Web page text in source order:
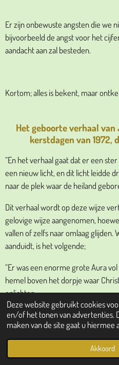
Deze website gebruikt cookies
en/of het tonen van advertenties.
maken van de site gaat u hiermee
Akkoord
Er zijn onbewuste angsten die we
bijvoorbeeld de angst voor het
aandacht aan zal besteden.
Kortom; alles is bekent, maar
Het geboorte verhaal
kerstdagen van 1972,
“En het verhaal gaat dat er een
een nieuw licht, en dit licht leidde
naar de plek waar de heiland
Dit verhaal wordt op deze wijze
gelovige wijze aangenomen,
vallen of zelfs naar omlaag glijden.
aanduidt, is het volgende;
“Er was een enorme grote Aura
hemel boven het dorpje waar
oplichten.
Dit betekende dat Hij die
om de duisternis van het kwaad,
Hij, het licht der liefde in de harten